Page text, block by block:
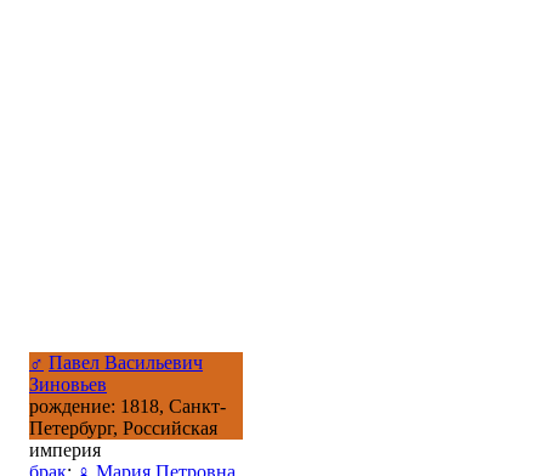
♂ Павел Васильевич
Зиновьев
рождение: 1818, Санкт-
Петербург, Российская
империя